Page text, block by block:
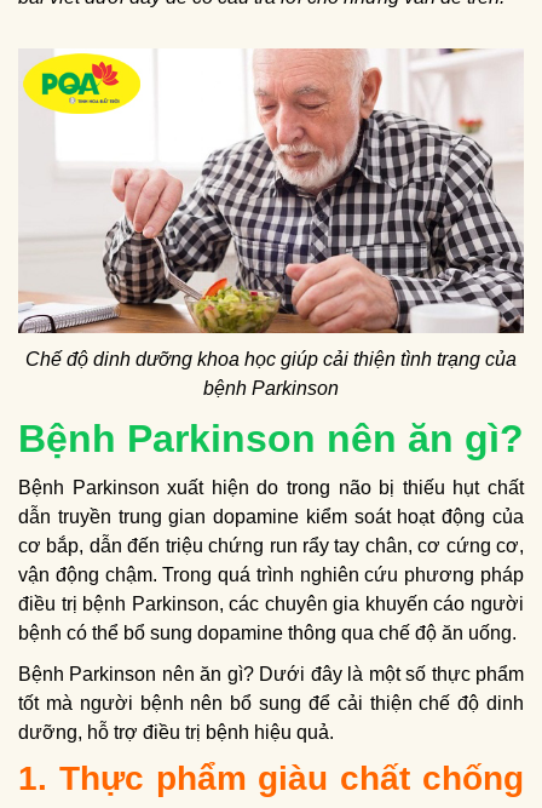
Chế độ dinh dưỡng khoa học giúp cải thiện tình trạng của
bệnh Parkinson
Bệnh Parkinson nên ăn gì?
Bệnh Parkinson xuất hiện do trong não bị thiếu hụt chất
dẫn truyền trung gian dopamine kiểm soát hoạt động của
cơ bắp, dẫn đến triệu chứng run rẩy tay chân, cơ cứng cơ,
vận động chậm. Trong quá trình nghiên cứu phương pháp
điều trị bệnh Parkinson, các chuyên gia khuyến cáo người
bệnh có thể bổ sung dopamine thông qua chế độ ăn uống.
Bệnh Parkinson nên ăn gì? Dưới đây là một số thực phẩm
tốt mà người bệnh nên bổ sung để cải thiện chế độ dinh
dưỡng, hỗ trợ điều trị bệnh hiệu quả.
1. Thực phẩm giàu chất chống